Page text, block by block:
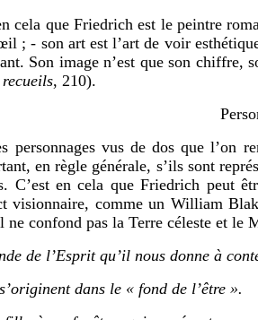
cela que Friedrich est le peintre
; - son art est l’art de voir
Son image n’est que son chiffre,
, 210).
vus de dos que l’on
en règle générale, s’ils sont
C’est en cela que Friedrich peut
visionnaire, comme un William
ne confond pas la Terre céleste et le
de l’Esprit qu’il nous donne à
dans le « fond de l’être ».